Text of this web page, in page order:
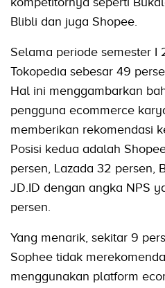
Blibli dan juga Shopee.
Selama periode semester I
Tokopedia sebesar 49
Hal ini menggambarkan
pengguna ecommerce
memberikan rekomendasi
Posisi kedua adalah
persen, Lazada 32 persen,
JD.ID dengan angka NPS
persen.
Yang menarik, sekitar 9
Sophee tidak
menggunakan platform